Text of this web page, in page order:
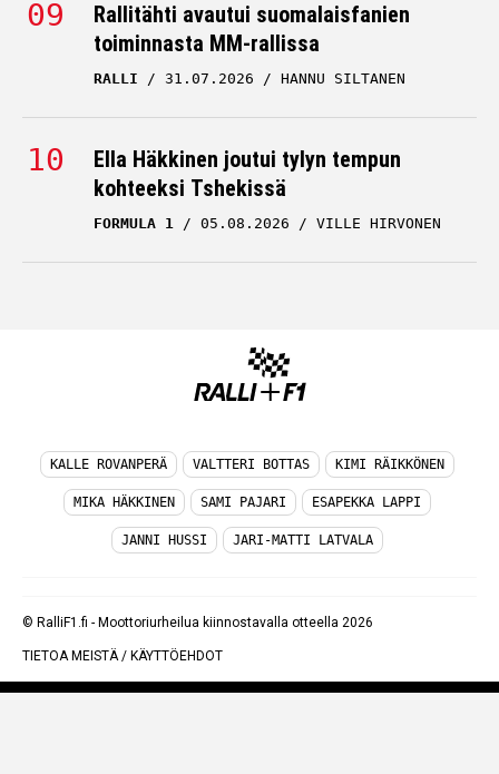
Rallitähti avautui suomalaisfanien
toiminnasta MM-rallissa
RALLI 31.07.2026 HANNU SILTANEN
Ella Häkkinen joutui tylyn tempun
kohteeksi Tshekissä
FORMULA 1 05.08.2026 VILLE HIRVONEN
KALLE ROVANPERÄ VALTTERI BOTTAS KIMI RÄIKKÖNEN
MIKA HÄKKINEN SAMI PAJARI ESAPEKKA LAPPI
JANNI HUSSI JARI-MATTI LATVALA
© RalliF1.fi - Moottoriurheilua kiinnostavalla otteella 2026
TIETOA MEISTÄ/ KÄYTTÖEHDOT